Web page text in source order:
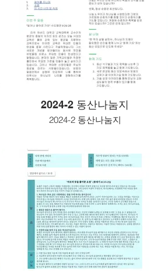
2024-2 동산나눔지
2024-2 동산나눔지